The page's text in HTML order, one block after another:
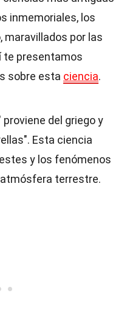
inmemoriales, los
maravillados por las
te presentamos
sobre esta ciencia.
del griego y
Esta ciencia
y los fenómenos
terrestre.